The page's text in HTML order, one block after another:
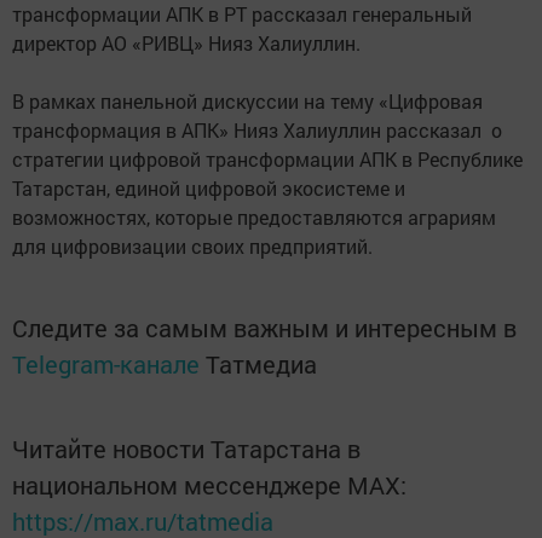
трансформации АПК в РТ рассказал генеральный
директор АО «РИВЦ» Нияз Халиуллин.
В рамках панельной дискуссии на тему «Цифровая
трансформация в АПК» Нияз Халиуллин рассказал о
стратегии цифровой трансформации АПК в Республике
Татарстан, единой цифровой экосистеме и
возможностях, которые предоставляются аграриям
для цифровизации своих предприятий.
Следите за самым важным и интересным в
Telegram-канале Татмедиа
Читайте новости Татарстана в
национальном мессенджере MАХ:
https://max.ru/tatmedia